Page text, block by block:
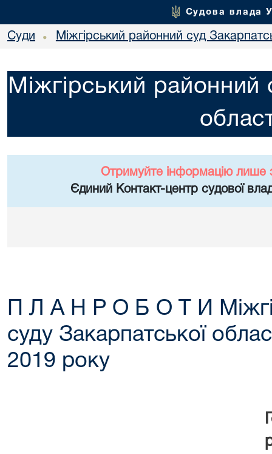
Судова влада
Суди • Міжгірський районний суд
Міжгірський районний
Отримуйте інформацію лише
Єдиний Контакт-центр судової
П Л А Н Р О Б О Т И
суду Закарпатської
2019 року